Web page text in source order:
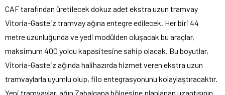
CAF tarafından üretilecek dokuz adet ekstra uzun tramvay
Vitoria-Gasteiz tramvay ağına entegre edilecek. Her biri 44
metre uzunluğunda ve yedi modülden oluşacak bu araçlar,
maksimum 400 yolcu kapasitesine sahip olacak. Bu boyutlar,
Vitoria-Gasteiz ağında halihazırda hizmet veren ekstra uzun
tramvaylarla uyumlu olup, filo entegrasyonunu kolaylaştıracaktır.
Yeni tramvaylar, ağın Zabalgana bölgesine planlanan uzantısının